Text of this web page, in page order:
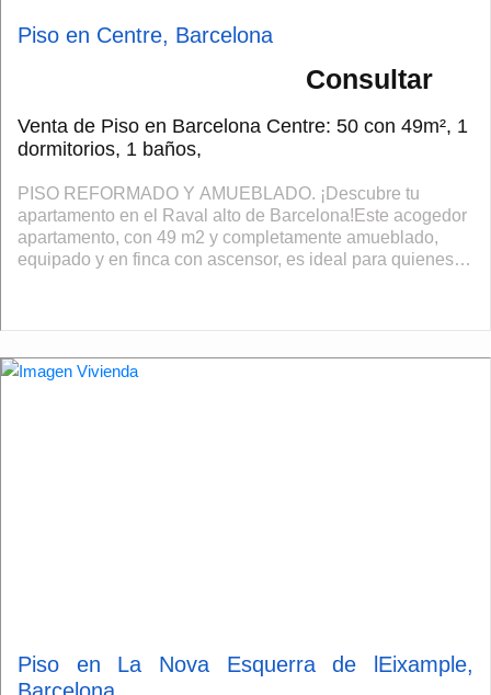
Piso en Centre, Barcelona
Consultar
Venta de Piso en Barcelona Centre: 50 con 49m², 1
dormitorios, 1 baños,
PISO REFORMADO Y AMUEBLADO. ¡Descubre tu
apartamento en el Raval alto de Barcelona!Este acogedor
apartamento, con 49 m2 y completamente amueblado,
equipado y en finca con ascensor, es ideal para quienes
Piso en La Nova Esquerra de lEixample,